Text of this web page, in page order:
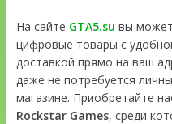
На сайте GTA5.su вы
цифровые товары с
доставкой прямо на ваш
даже не потребуется
магазине. Приобретайте
Rockstar Games, среди